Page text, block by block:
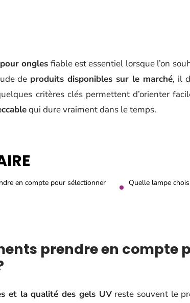
ongles fiable est essentiel lorsque l’on
de produits disponibles sur le marché, il
critères clés permettent d’orienter
qui dure vraiment dans le temps.
en compte pour sélectionner
Quelle lampe
prendre en compte
et la qualité des gels UVreste souvent le